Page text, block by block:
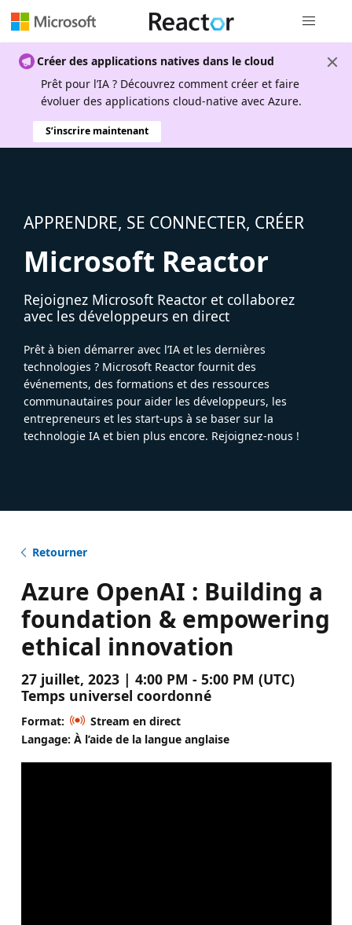
Créer des applications natives dans le cloud
Prêt pour l’IA ? Découvrez comment créer et faire
évoluer des applications cloud-native avec Azure.
S’inscrire maintenant
APPRENDRE, SE CONNECTER, CRÉER
Microsoft Reactor
Rejoignez Microsoft Reactor et collaborez
avec les développeurs en direct
Prêt à bien démarrer avec l’IA et les dernières
technologies ? Microsoft Reactor fournit des
événements, des formations et des ressources
communautaires pour aider les développeurs, les
entrepreneurs et les start-ups à se baser sur la
technologie IA et bien plus encore. Rejoignez-nous !
Retourner
Azure OpenAI : Building a
foundation & empowering
ethical innovation
27 juillet, 2023 | 4:00 PM - 5:00 PM (UTC)
Temps universel coordonné
Format:
Stream en direct
Langage: À l’aide de la langue anglaise